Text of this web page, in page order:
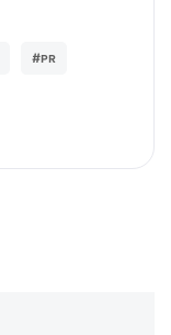
#PR